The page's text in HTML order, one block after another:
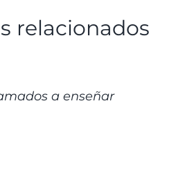
relacionados
a enseñar